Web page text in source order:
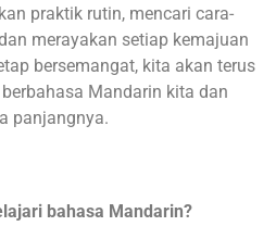
praktik rutin, mencari cara-
merayakan setiap kemajuan
bersemangat, kita akan terus
Mandarin kita dan
panjangnya.
bahasa Mandarin?